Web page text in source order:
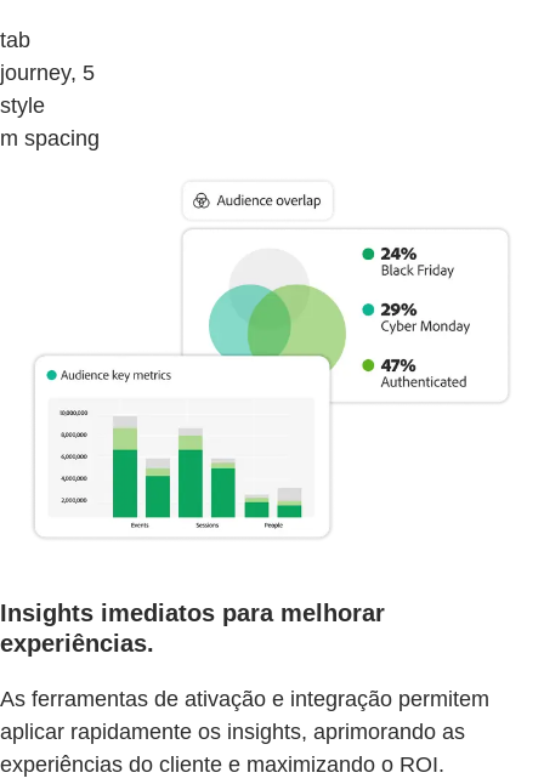
tab
journey, 5
style
m spacing
Insights imediatos para melhorar
experiências.
As ferramentas de ativação e integração permitem
aplicar rapidamente os insights, aprimorando as
experiências do cliente e maximizando o ROI.